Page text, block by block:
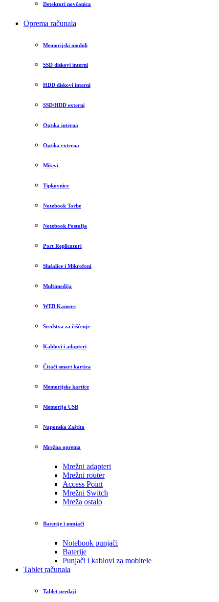
Detektori novčanica
Oprema računala
Memorijski moduli
SSD diskovi interni
HDD diskovi interni
SSD/HDD externi
Optika interna
Optika externa
Miševi
Tipkovnice
Notebook Torbe
Notebook Postolja
Port Replicatori
Slušalice i Mikrofoni
Multimedija
WEB Kamere
Sredstva za čišćenje
Kablovi i adapteri
Čitači smart kartica
Memorijske kartice
Memorija USB
Naponska Zaštita
Mrežna oprema
Mrežni adapteri
Mrežni router
Access Point
Mrežni Switch
Mreža ostalo
Baterije i punjači
Notebook punjači
Baterije
Punjači i kablovi za mobitele
Tablet računala
Tablet uređaji